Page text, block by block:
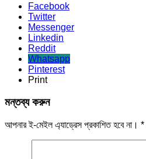
Facebook
Twitter
Messenger
Linkedin
Reddit
Whatsapp
Pinterest
Print
মন্তব্য করুন
আপনার ই-মেইল এ্যাড্রেস প্রকাশিত হবে না। *